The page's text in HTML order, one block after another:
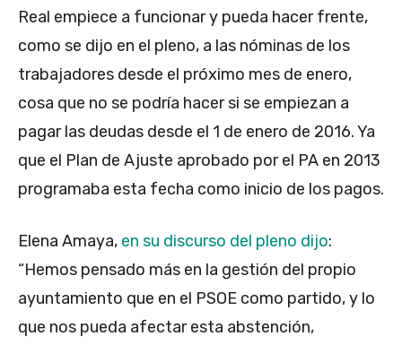
Real empiece a funcionar y pueda hacer frente,
como se dijo en el pleno, a las nóminas de los
trabajadores desde el próximo mes de enero,
cosa que no se podría hacer si se empiezan a
pagar las deudas desde el 1 de enero de 2016. Ya
que el Plan de Ajuste aprobado por el PA en 2013
programaba esta fecha como inicio de los pagos.
Elena Amaya, en su discurso del pleno dijo:
“Hemos pensado más en la gestión del propio
ayuntamiento que en el PSOE como partido, y lo
que nos pueda afectar esta abstención,